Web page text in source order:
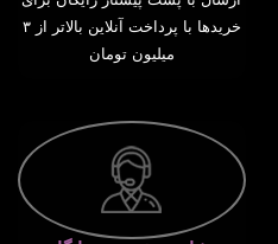
خریدها با پرداخت آنلاین بالاتر از ۳
میلیون تومان